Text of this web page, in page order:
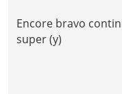
Encore bravo
super (y)